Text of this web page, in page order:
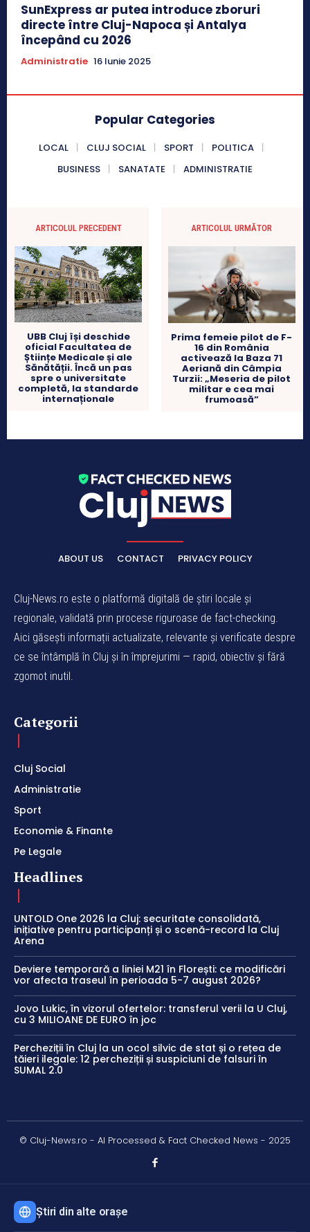
SunExpress ar putea introduce zboruri
directe între Cluj-Napoca și Antalya
începând cu 2026
Administratie 16 Iunie 2025
Popular Categories
LOCAL CLUJ SOCIAL SPORT
POLITICA
BUSINESS
SANATATE ADMINISTRATIE
ARTICOLUL PRECEDENT
UBB Cluj își deschide
oficial Facultatea de
Științe Medicale și ale
Sănătății. Încă un pas
spre o universitate
completă, la standarde
internaționale
ARTICOLUL URMĂTOR
Prima femeie pilot de F-
16 din România
activează la Baza 71
Aeriană din Câmpia
Turzii: „Meseria de pilot
militar e cea mai
frumoasă”
ABOUT US CONTACT PRIVACY POLICY
Cluj-News.ro este o platformă digitală de știri locale și
regionale, validată prin procese riguroase de fact-checking.
Aici găsești informații actualizate, relevante și verificate despre
ce se întâmplă în Cluj și în împrejurimi — rapid, obiectiv și fără
zgomot inutil.
Categorii
Cluj Social
Administratie
Sport
Economie & Finante
Pe Legale
Headlines
UNTOLD One 2026 la Cluj: securitate consolidată,
inițiative pentru participanți și o scenă-record la Cluj
Arena
Deviere temporară a liniei M21 în Florești: ce modificări
vor afecta traseul în perioada 5-7 august 2026?
Jovo Lukic, în vizorul ofertelor: transferul verii la U Cluj,
cu 3 MILIOANE DE EURO în joc
Percheziții în Cluj la un ocol silvic de stat și o rețea de
tăieri ilegale: 12 percheziții și suspiciuni de falsuri în
SUMAL 2.0
© Cluj-News.ro - AI Processed & Fact Checked News - 2025
Știri din alte orașe